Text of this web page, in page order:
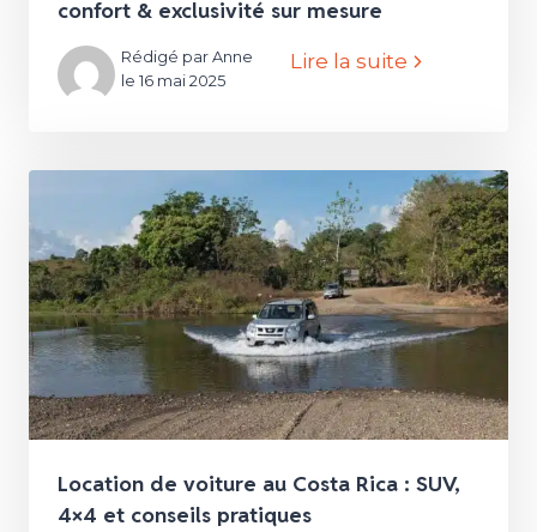
confort & exclusivité sur mesure
Rédigé par Anne
le 16 mai 2025
Lire la suite
Location de voiture au Costa Rica : SUV,
4×4 et conseils pratiques